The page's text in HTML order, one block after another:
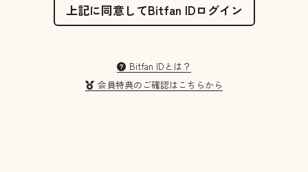
上記に同意してBitfan IDログイン
Bitfan IDとは？
会員特典のご確認はこちらから